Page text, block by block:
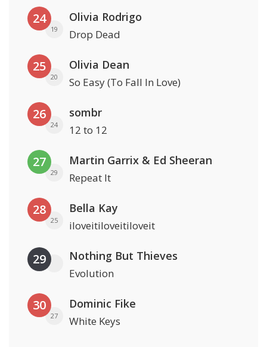
24
19
Olivia Rodrigo
Drop Dead
25
20
Olivia Dean
So Easy (To Fall In Love)
26
24
sombr
12 to 12
27
29
Martin Garrix & Ed Sheeran
Repeat It
28
25
Bella Kay
iloveitiloveitiloveit
29 Nothing But Thieves
Evolution
30
27
Dominic Fike
White Keys